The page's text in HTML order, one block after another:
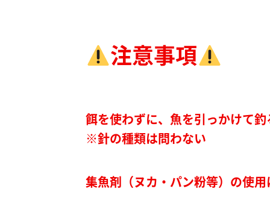
注意事項
餌を使わずに、魚を引っかけて
※針の種類は問わない
集魚剤（ヌカ・パン粉等）の使用